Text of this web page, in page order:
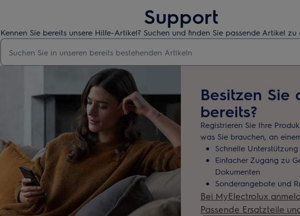
Support
Kennen Sie bereits unsere Hilfe-Artikel? Suchen und finden Sie passende Artikel zu
Geben Sie den Suchbegriff für Support-Artikel ein
Besitzen Sie
bereits?
Registrieren Sie Ihre
was Sie brauchen, an
Schnelle
Einfacher Zugang zu
Dokumenten
Sonderangebote und
Bei MyElectrolux
Passende Ersatzteile